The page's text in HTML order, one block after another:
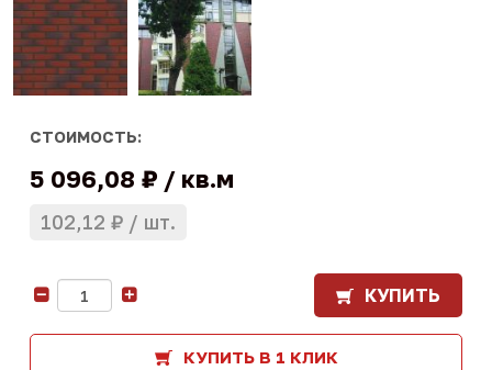
СТОИМОСТЬ:
5 096,08 ₽ кв.м
102,12 ₽ шт.
КУПИТЬ
КУПИТЬ В 1 КЛИК